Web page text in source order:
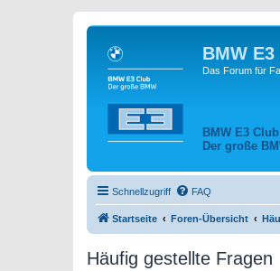
BMW
Das Forum für
BMW E3 Club
Der große
Schnellzugriff FAQ
Startseite Foren-Übersicht
Häufig gestellte Fragen